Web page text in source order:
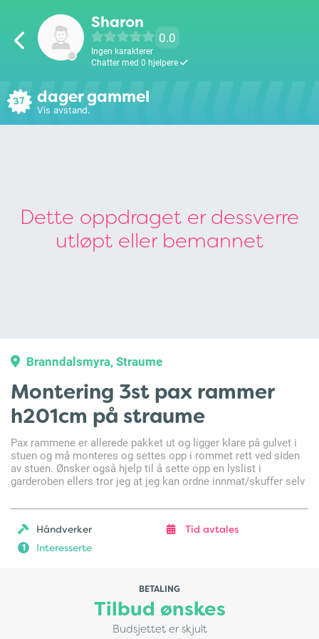
Sharon
0.0
Ingen karakterer
Chatter med 0 hjelpere
37 dager gammel
Vis avstand.
Dette oppdraget er dessverre
utløpt eller bemannet
Branndalsmyra, Straume
Montering 3st pax rammer
h201cm på straume
Pax rammene er allerede pakket ut og ligger klare på gulvet i
stuen og må monteres og settes opp i rommet rett ved siden
av stuen. Ønsker også hjelp til å sette opp en lyslist i
garderoben ellers tror jeg at jeg kan ordne innmat/skuffer selv
Håndverker Tid avtales
1 Interesserte
BETALING
Tilbud ønskes
Budsjettet er skjult